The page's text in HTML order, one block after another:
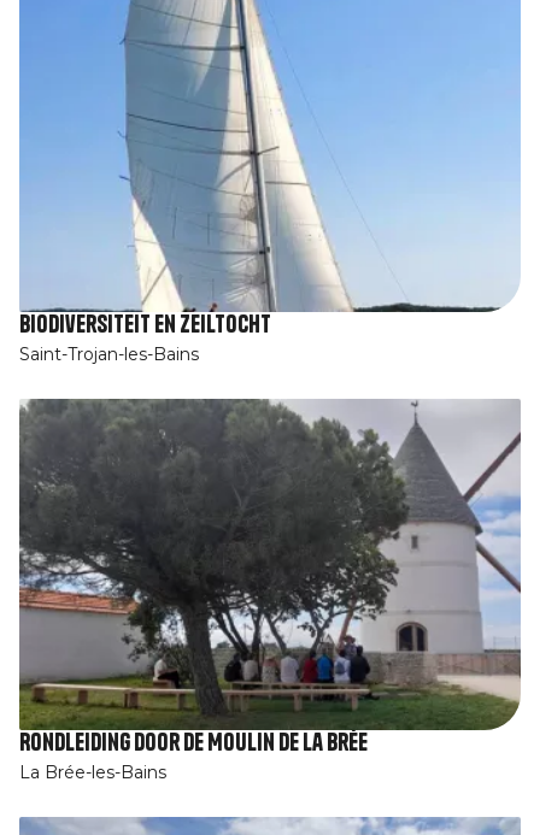
Biodiversiteit en zeiltocht
Saint-Trojan-les-Bains
Rondleiding door de Moulin de La Brée
La Brée-les-Bains